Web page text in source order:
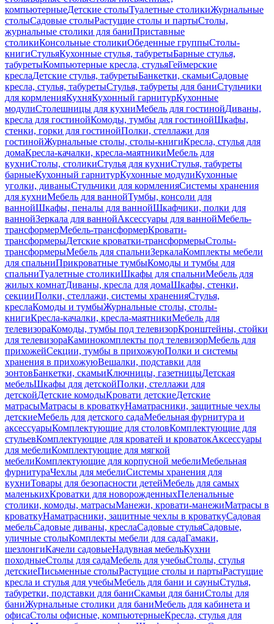
компьютерныеДетские столыТуалетные столикиЖурнальные
столыСадовые столыРастущие столы и партыСтолы,
журнальные столики для баниПриставные
столикиКонсольные столикиОбеденные группыСтолы-
книгиСтульяКухонные стулья, табуретыБарные стулья,
табуретыКомпьютерные кресла, стульяГеймерские
креслаДетские стулья, табуретыБанкетки, скамьиСадовые
кресла, стулья, табуретыСтулья, табуреты для баниСтульчики
для кормленияКухняКухонный гарнитурКухонные
модулиСтолешницы для кухниМебель для гостинойДиваны,
кресла для гостинойКомоды, тумбы для гостинойШкафы,
стенки, горки для гостинойПолки, стеллажи для
гостинойЖурнальные столы, столы-книгиКресла, стулья для
домаКресла-качалки, кресла-маятникиМебель для
кухниСтолы, столикиСтулья для кухниСтулья, табуреты
барныеКухонный гарнитурКухонные модулиКухонные
уголки, диваныСтульчики для кормленияСистемы хранения
для кухниМебель для ваннойТумбы, консоли для
ваннойШкафы, пеналы для ваннойШкафчики, полки для
ваннойЗеркала для ваннойАксессуары для ваннойМебель-
трансформерМебель-трансформерКровати-
трансформерыДетские кроватки-трансформерыСтолы-
трансформерыМебель для спальниЗеркалаКомплекты мебели
для спальниПрикроватные тумбыКомоды и тумбы для
спальниТуалетные столикиШкафы для спальниМебель для
жилых комнатДиваны, кресла для домаШкафы, стенки,
секцииПолки, стеллажи, системы храненияСтулья,
креслаКомоды и тумбыЖурнальные столы, столы-
книгиКресла-качалки, кресла-маятникиМебель для
телевизораКомоды, тумбы под телевизорКронштейны, стойки
для телевизораКаминокомплекты под телевизорМебель для
прихожейСекции, тумбы в прихожуюПолки и системы
хранения в прихожуюВешалки, подставки для
зонтовБанкетки, скамьиКлючницы, газетницыДетская
мебельШкафы для детскойПолки, стеллажи для
детскойДетские комодыКровати детскиеДетские
матрасыМатрасы в кроваткуНаматрасники, защитные чехлы
детскиеМебель для детского садаМебельная фурнитура и
аксессуарыКомплектующие для столовКомплектующие для
стульевКомплектующие для кроватей и кроватокАксессуары
для мебелиКомплектующие для мягкой
мебелиКомплектующие для корпусной мебелиМебельная
фурнитураЧехлы для мебелиСистемы хранения для
кухниТовары для безопасности детейМебель для самых
маленькихКроватки для новорожденныхПеленальные
столики, комоды, матрасыМанежи, кровати-манежиМатрасы в
кроваткуНаматрасники, защитные чехлы в кроваткуСадовая
мебельСадовые диваны, креслаСадовые стульяСадовые,
уличные столыКомплекты мебели для садаГамаки,
шезлонгиКачели садовыеНадувная мебельКухни
походныеСтолы для садаМебель для учебыСтолы, стулья
детскиеПисьменные столыРастущие столы и партыРастущие
кресла и стулья для учебыМебель для бани и сауныСтулья,
табуретки, подставки для баниСкамьи для баниСтолы для
баниЖурнальные столики для баниМебель для кабинета и
офисаСтолы офисные, компьютерныеКресла, стулья для